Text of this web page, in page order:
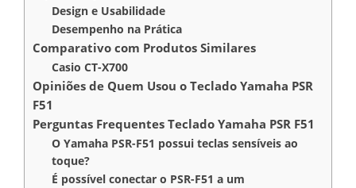
Design e Usabilidade
Desempenho na Prática
Comparativo com Produtos Similares
Casio CT-X700
Opiniões de Quem Usou o Teclado Yamaha PSR
F51
Perguntas Frequentes Teclado Yamaha PSR F51
O Yamaha PSR-F51 possui teclas sensíveis ao
toque?
É possível conectar o PSR-F51 a um